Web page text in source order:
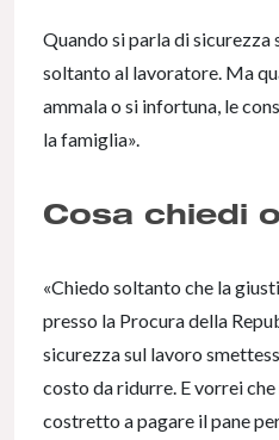
Quando si parla di sicurezza
soltanto al lavoratore. Ma
ammala o si infortuna, le
la famiglia».
Cosa chiedi
«Chiedo soltanto che la
presso la Procura della
sicurezza sul lavoro
costo da ridurre. E vorrei
costretto a pagare il pane